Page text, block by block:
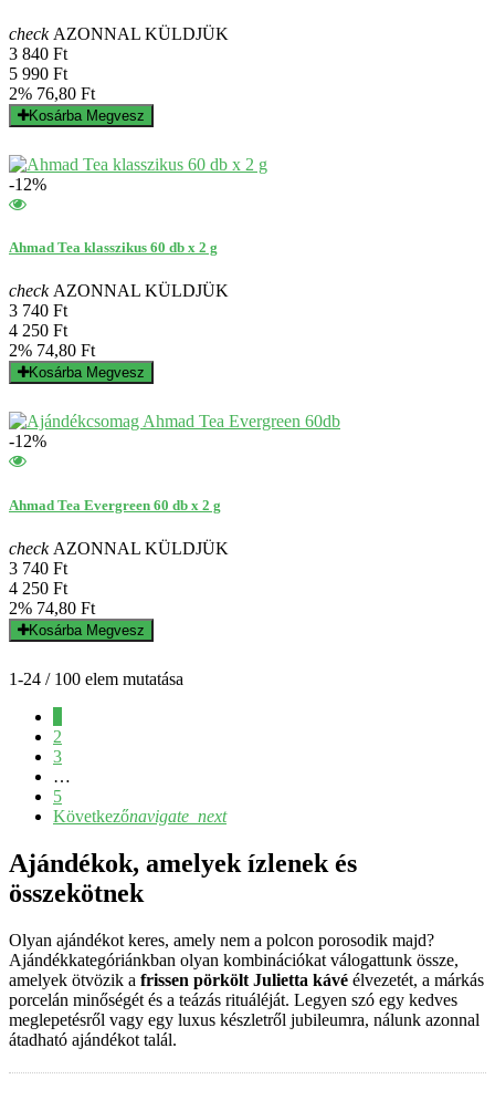
checkAZONNAL KÜLDJÜK
3 840 Ft
5 990 Ft
2% 76,80 Ft
Kosárba Megvesz
-12%
Ahmad Tea klasszikus 60 db x 2 g
checkAZONNAL KÜLDJÜK
3 740 Ft
4 250 Ft
2% 74,80 Ft
Kosárba Megvesz
-12%
Ahmad Tea Evergreen 60 db x 2 g
checkAZONNAL KÜLDJÜK
3 740 Ft
4 250 Ft
2% 74,80 Ft
Kosárba Megvesz
1-24 / 100 elem mutatása
2
3
…
5
Következőnavigate_next
Ajándékok, amelyek ízlenek és
összekötnek
Olyan ajándékot keres, amely nem a polcon porosodik majd?
Ajándékkategóriánkban olyan kombinációkat válogattunk össze,
amelyek ötvözik a frissen pörkölt Julietta kávé élvezetét, a márkás
porcelán minőségét és a teázás rituáléját. Legyen szó egy kedves
meglepetésről vagy egy luxus készletről jubileumra, nálunk azonnal
átadható ajándékot talál.